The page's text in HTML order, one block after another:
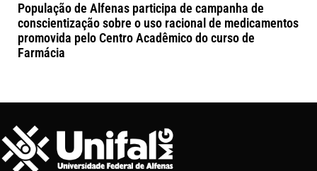
População de Alfenas participa de campanha de
conscientização sobre o uso racional de medicamentos
promovida pelo Centro Acadêmico do curso de
Farmácia